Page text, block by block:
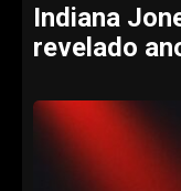
Indiana
revelado